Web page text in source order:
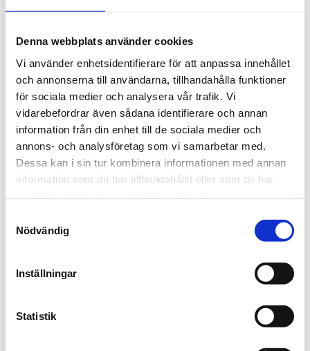
Denna webbplats använder cookies
Vi använder enhetsidentifierare för att anpassa innehållet
och annonserna till användarna, tillhandahålla funktioner
för sociala medier och analysera vår trafik. Vi
vidarebefordrar även sådana identifierare och annan
information från din enhet till de sociala medier och
annons- och analysföretag som vi samarbetar med.
Dessa kan i sin tur kombinera informationen med annan
information som du har tillhandahållit eller som de har
Nödvändig
Inställningar
Statistik
Testa den statligt rabatterade månadsbiljetten! Från den 1 juli
till och med den 1 december 2026 kan du köpa den vanliga 30-
dagars periodbiljetten till halva priset och åka obegränsat
antal resor fram till årsskiftet.
Regeringsförslag om sänkta biljettpriser